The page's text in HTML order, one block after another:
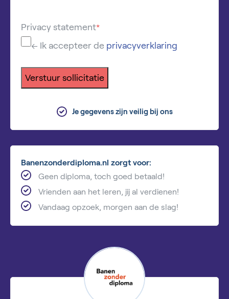
Privacy statement*
← Ik accepteer de privacyverklaring
Verstuur sollicitatie
Je gegevens zijn veilig bij ons
Banenzonderdiploma.nl zorgt voor:
Geen diploma, toch goed betaald!
Vrienden aan het leren, jij al verdienen!
Vandaag opzoek, morgen aan de slag!